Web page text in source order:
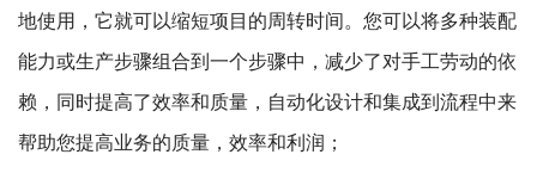
地使用，它就可以缩短项目的周转时间。您可以将多种装配
能力或生产步骤组合到一个步骤中，减少了对手工劳动的依
赖，同时提高了效率和质量，自动化设计和集成到流程中来
帮助您提高业务的质量，效率和利润；